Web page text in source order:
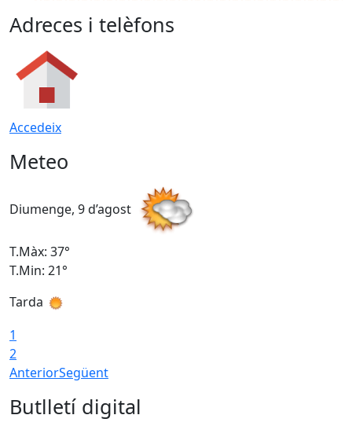
Adreces i telèfons
Accedeix
Meteo
Diumenge, 9 d’agost
T.Màx: 37°
T.Min: 21°
Tarda
1
2
AnteriorSegüent
Butlletí digital